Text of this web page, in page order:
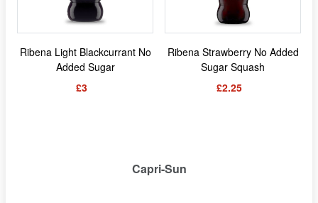
Ribena Light Blackcurrant No
Added Sugar
£3
Ribena Strawberry No Added
Sugar Squash
£2.25
Capri-Sun